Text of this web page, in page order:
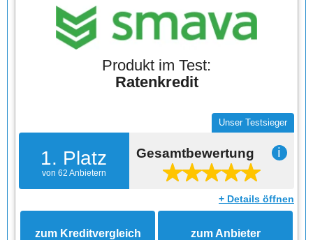
Produkt im Test:
Ratenkredit
1. Platz
von 62 Anbietern
Unser Testsieger
Gesamtbewertung ℹ
+ Details öffnen
zum Kreditvergleich zum Anbieter